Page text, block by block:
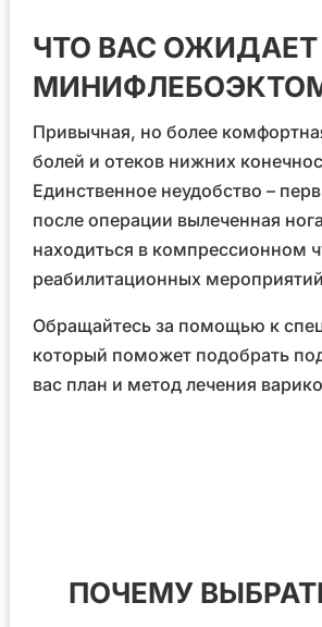
ЧТО ВАС
Привычная, но более
болей и отеков нижних
Единственное неудобство –
после операции вылеченная
находиться в компрессионном
реабилитационных
Обращайтесь за помощью к
который поможет подобрать
вас план и метод лечения
ПОЧЕМУ